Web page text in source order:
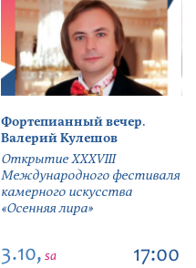
Фортепианный вечер.
Валерий Кулешов
Открытие ХХХVIII
Международного фестиваля
камерного искусства
«Осенняя лира»
3.10, sa 17:00